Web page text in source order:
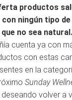
productos
ningún tipo
no sea natural.
cuenta ya con
con estas
en la
Sunday
volver a